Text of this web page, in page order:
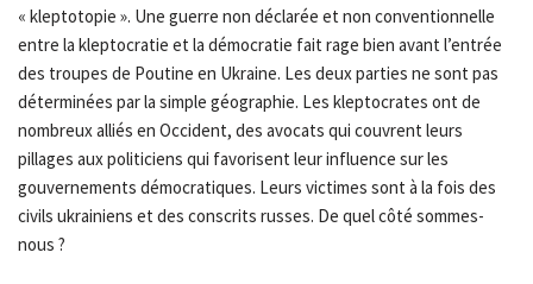
« kleptotopie ». Une guerre non déclarée et non conventionnelle
entre la kleptocratie et la démocratie fait rage bien avant l’entrée
des troupes de Poutine en Ukraine. Les deux parties ne sont pas
déterminées par la simple géographie. Les kleptocrates ont de
nombreux alliés en Occident, des avocats qui couvrent leurs
pillages aux politiciens qui favorisent leur influence sur les
gouvernements démocratiques. Leurs victimes sont à la fois des
civils ukrainiens et des conscrits russes. De quel côté sommes-
nous ?